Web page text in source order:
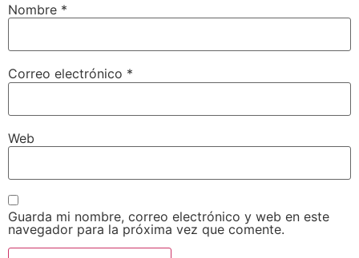
Nombre *
Correo electrónico *
Web
Guarda mi nombre, correo electrónico y web en este
navegador para la próxima vez que comente.